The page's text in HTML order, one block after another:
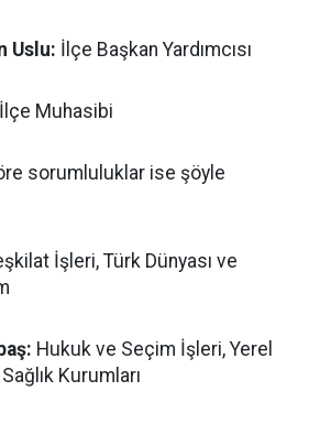
Uslu: İlçe Başkan Yardımcısı
İlçe Muhasibi
sorumluluklar ise şöyle
İşleri, Türk Dünyası ve
Hukuk ve Seçim İşleri, Yerel
Kurumları